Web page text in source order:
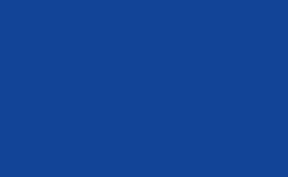
باشد، وقتی اطلاعات خوب بررسی
کافی یا فهم اشتباه از آن، و
مهمی است نرم افزار حسابداری با